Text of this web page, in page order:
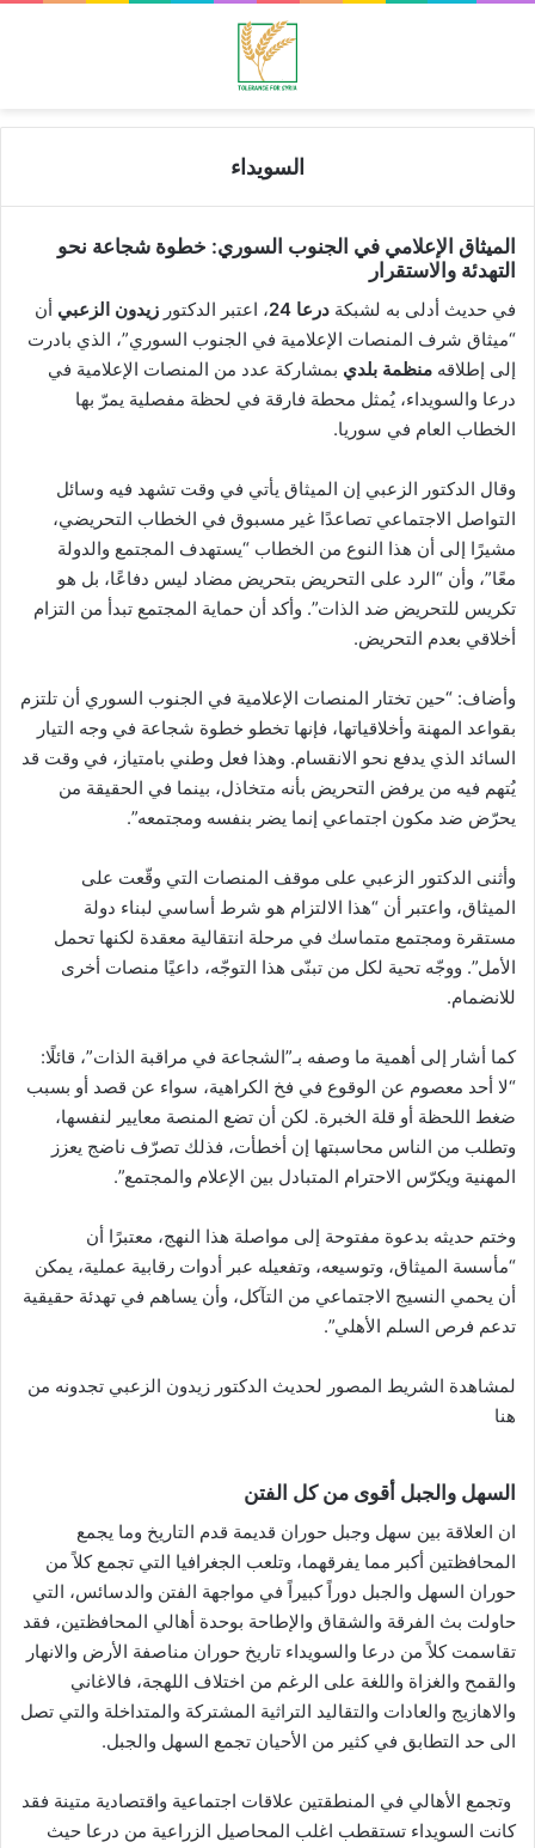
السويداء
الميثاق الإعلامي في الجنوب السوري: خطوة شجاعة نحو
التهدئة والاستقرار
في حديث أدلى به لشبكةدرعا 24 ، اعتبر الدكتورزيدون الزعبي أن
“ميثاق شرف المنصات الإعلامية في الجنوب السوري”، الذي بادرت
إلى إطلاقهمنظمة بلدي بمشاركة عدد من المنصات الإعلامية في
درعا والسويداء، يُمثل محطة فارقة في لحظة مفصلية يمرّ بها
الخطاب العام في سوريا.
وقال الدكتور الزعبي إن الميثاق يأتي في وقت تشهد فيه وسائل
التواصل الاجتماعي تصاعدًا غير مسبوق في الخطاب التحريضي،
مشيرًا إلى أن هذا النوع من الخطاب “يستهدف المجتمع والدولة
معًا”، وأن “الرد على التحريض بتحريض مضاد ليس دفاعًا، بل هو
تكريس للتحريض ضد الذات”. وأكد أن حماية المجتمع تبدأ من التزام
أخلاقي بعدم التحريض.
وأضاف: “حين تختار المنصات الإعلامية في الجنوب السوري أن تلتزم
بقواعد المهنة وأخلاقياتها، فإنها تخطو خطوة شجاعة في وجه التيار
السائد الذي يدفع نحو الانقسام. وهذا فعل وطني بامتياز، في وقت قد
يُتهم فيه من يرفض التحريض بأنه متخاذل، بينما في الحقيقة من
يحرّض ضد مكون اجتماعي إنما يضر بنفسه ومجتمعه”.
وأثنى الدكتور الزعبي على موقف المنصات التي وقّعت على
الميثاق، واعتبر أن “هذا الالتزام هو شرط أساسي لبناء دولة
مستقرة ومجتمع متماسك في مرحلة انتقالية معقدة لكنها تحمل
الأمل”. ووجّه تحية لكل من تبنّى هذا التوجّه، داعيًا منصات أخرى
للانضمام.
كما أشار إلى أهمية ما وصفه بـ”الشجاعة في مراقبة الذات”، قائلًا:
“لا أحد معصوم عن الوقوع في فخ الكراهية، سواء عن قصد أو بسبب
ضغط اللحظة أو قلة الخبرة. لكن أن تضع المنصة معايير لنفسها،
وتطلب من الناس محاسبتها إن أخطأت، فذلك تصرّف ناضج يعزز
المهنية ويكرّس الاحترام المتبادل بين الإعلام والمجتمع”.
وختم حديثه بدعوة مفتوحة إلى مواصلة هذا النهج، معتبرًا أن
“مأسسة الميثاق، وتوسيعه، وتفعيله عبر أدوات رقابية عملية، يمكن
أن يحمي النسيج الاجتماعي من التآكل، وأن يساهم في تهدئة حقيقية
تدعم فرص السلم الأهلي”.
لمشاهدة الشريط المصور لحديث الدكتور زيدون الزعبي تجدونه من
هنا
السهل والجبل أقوى من كل الفتن
ان العلاقة بين سهل وجبل حوران قديمة قدم التاريخ وما يجمع
المحافظتين أكبر مما يفرقهما، وتلعب الجغرافيا التي تجمع كلاً من
حوران السهل والجبل دوراً كبيراً في مواجهة الفتن والدسائس، التي
حاولت بث الفرقة والشقاق والإطاحة بوحدة أهالي المحافظتين، فقد
تقاسمت كلاً من درعا والسويداء تاريخ حوران مناصفة الأرض والانهار
والقمح والغزاة واللغة على الرغم من اختلاف اللهجة، فالاغاني
والاهازيج والعادات والتقاليد التراثية المشتركة والمتداخلة والتي تصل
الى حد التطابق في كثير من الأحيان تجمع السهل والجبل.
وتجمع الأهالي في المنطقتين علاقات اجتماعية واقتصادية متينة فقد
كانت السويداء تستقطب اغلب المحاصيل الزراعية من درعا حيث